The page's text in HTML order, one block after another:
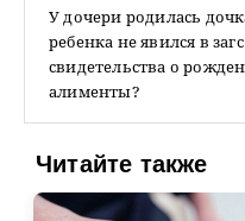
У дочери родилась
ребенка не явился в
свидетельства о
алименты?
Читайте также